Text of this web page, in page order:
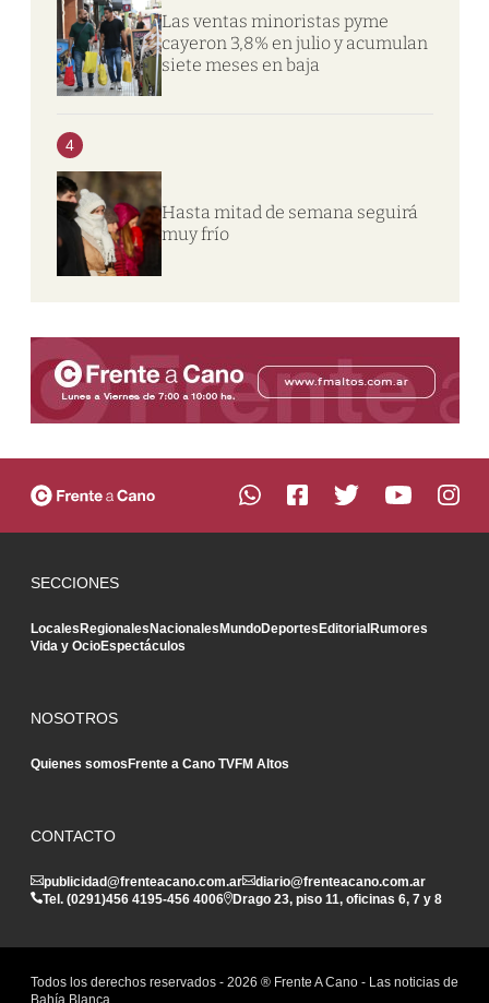
Las ventas minoristas pyme
cayeron 3,8% en julio y acumulan
siete meses en baja
4
Hasta mitad de semana seguirá
muy frío
SECCIONES
LocalesRegionalesNacionalesMundoDeportesEditorialRumores
Vida y OcioEspectáculos
NOSOTROS
Quienes somosFrente a Cano TVFM Altos
CONTACTO
publicidad@frenteacano.com.ar
diario@frenteacano.com.ar
Tel. (0291)456 4195-456 4006 Drago 23, piso 11, oficinas 6, 7 y 8
Todos los derechos reservados - 2026 ® Frente A Cano - Las noticias de
Bahía Blanca